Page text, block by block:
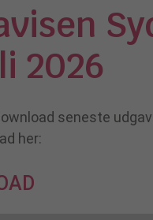
2026
seneste
her: